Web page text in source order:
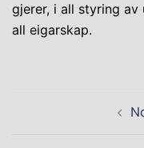
gjerer, i all styring av
all eigarskap.